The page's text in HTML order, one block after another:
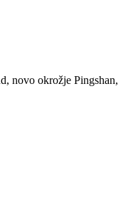
novo okrožje Pingshan,